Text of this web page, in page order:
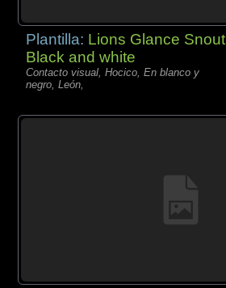
Plantilla: Lions Glance Snout
Black and white
Contacto visual, Hocico, En blanco y
negro, León,